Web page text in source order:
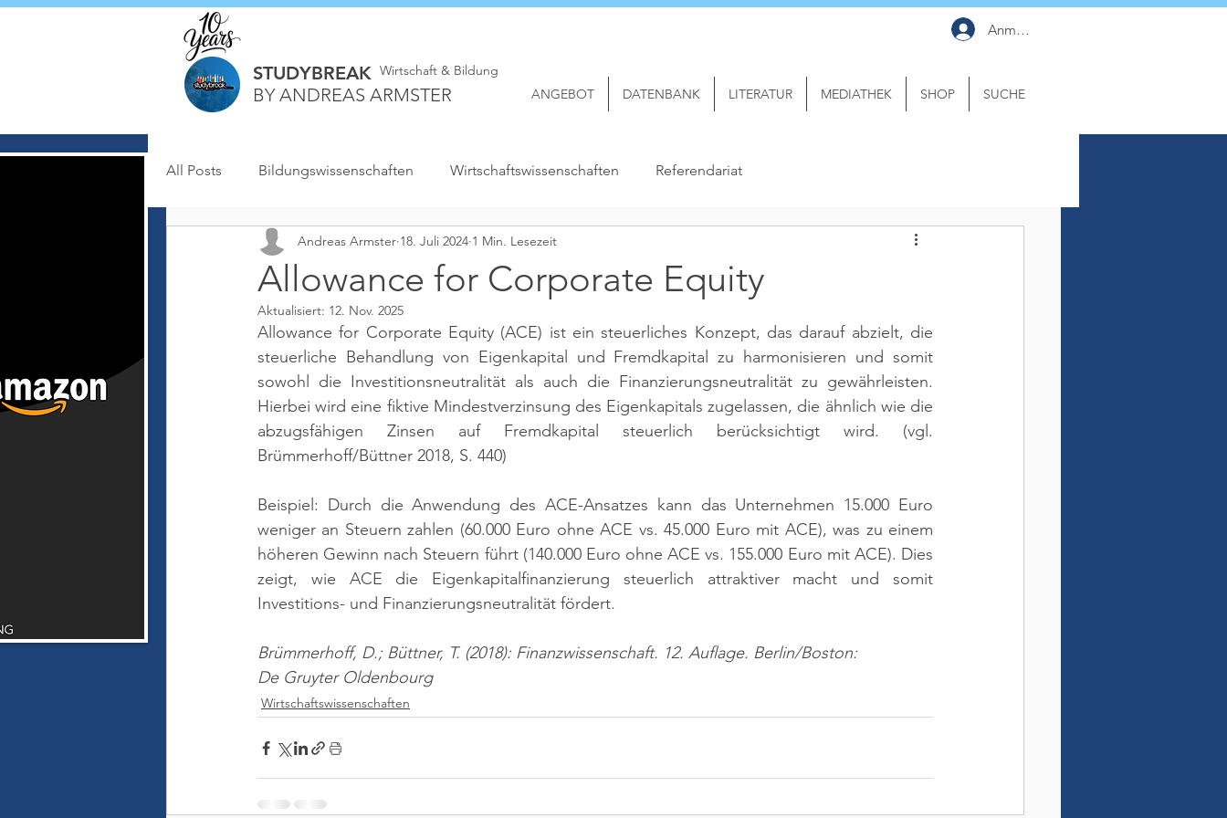
STUDYBREAK
BY ANDREAS ARMSTER
Wirtschaft & Bildung
Anmelden
ANGEBOT DATENBANK LITERATUR MEDIATHEK SHOP SUCHE
All Posts Bildungswissenschaften Wirtschaftswissenschaften Referendariat
Allowance for Corporate Equity
Andreas Armster 18. Juli 2024 1 Min. Lesezeit
Aktualisiert: 12. Nov. 2025
Allowance for Corporate Equity (ACE) ist ein steuerliches Konzept, das darauf abzielt, die
steuerliche Behandlung von Eigenkapital und Fremdkapital zu harmonisieren und somit
sowohl die Investitionsneutralität als auch die Finanzierungsneutralität zu gewährleisten.
Hierbei wird eine fiktive Mindestverzinsung des Eigenkapitals zugelassen, die ähnlich wie die
abzugsfähigen Zinsen auf Fremdkapital steuerlich berücksichtigt wird. (vgl.
Brümmerhoff/Büttner 2018, S. 440)
Beispiel: Durch die Anwendung des ACE-Ansatzes kann das Unternehmen 15.000 Euro
weniger an Steuern zahlen (60.000 Euro ohne ACE vs. 45.000 Euro mit ACE), was zu einem
höheren Gewinn nach Steuern führt (140.000 Euro ohne ACE vs. 155.000 Euro mit ACE). Dies
zeigt, wie ACE die Eigenkapitalfinanzierung steuerlich attraktiver macht und somit
Investitions- und Finanzierungsneutralität fördert.
Brümmerhoff, D.; Büttner, T. (2018): Finanzwissenschaft. 12. Auflage. Berlin/Boston:
De Gruyter Oldenbourg
Wirtschaftswissenschaften